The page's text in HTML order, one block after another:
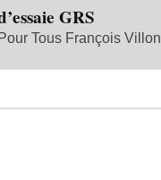
GRS
Tous François Villon